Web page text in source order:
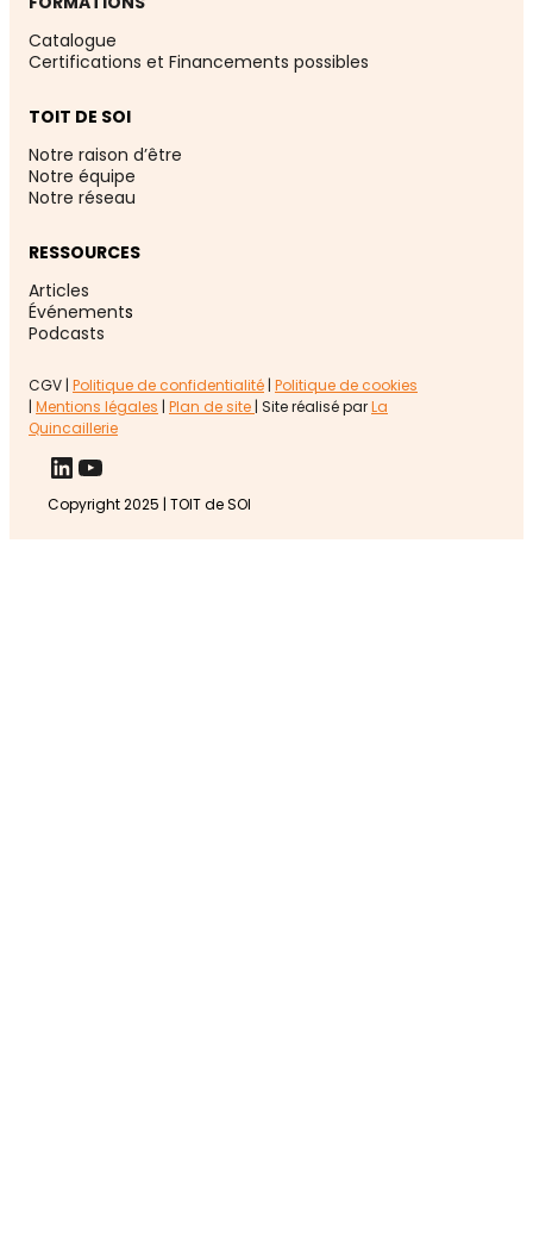
Catalogue
Certifications et Financements possibles
TOIT DE SOI
Notre raison d’être
Notre équipe
Notre réseau
RESSOURCES
Articles
Événements
Podcasts
CGV | Politique de confidentialité | Politique de cookies
| Mentions légales | Plan de site | Site réalisé parLa
Quincaillerie
LinkedIn
YouTube
Copyright 2025 | TOIT de SOI